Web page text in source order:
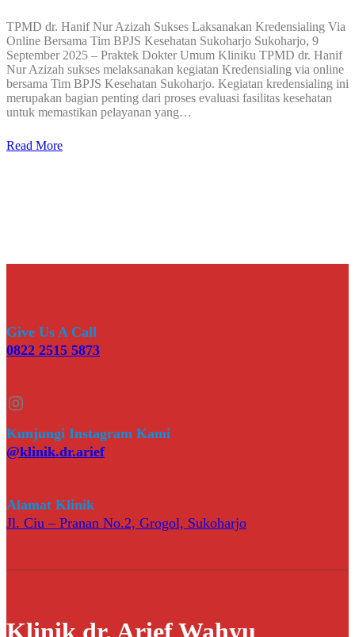
TPMD dr. Hanif Nur Azizah Sukses Laksanakan Kredensialing Via
Online Bersama Tim BPJS Kesehatan Sukoharjo Sukoharjo, 9
September 2025 – Praktek Dokter Umum Kliniku TPMD dr. Hanif
Nur Azizah sukses melaksanakan kegiatan Kredensialing via online
bersama Tim BPJS Kesehatan Sukoharjo. Kegiatan kredensialing ini
merupakan bagian penting dari proses evaluasi fasilitas kesehatan
untuk memastikan pelayanan yang…
Read More
Give Us A Call
0822 2515 5873
Instagram
Kunjungi Instagram Kami
@klinik.dr.arief
Alamat Klinik
Jl. Ciu – Pranan No.2, Grogol, Sukoharjo